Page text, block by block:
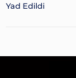
Yad Edildi